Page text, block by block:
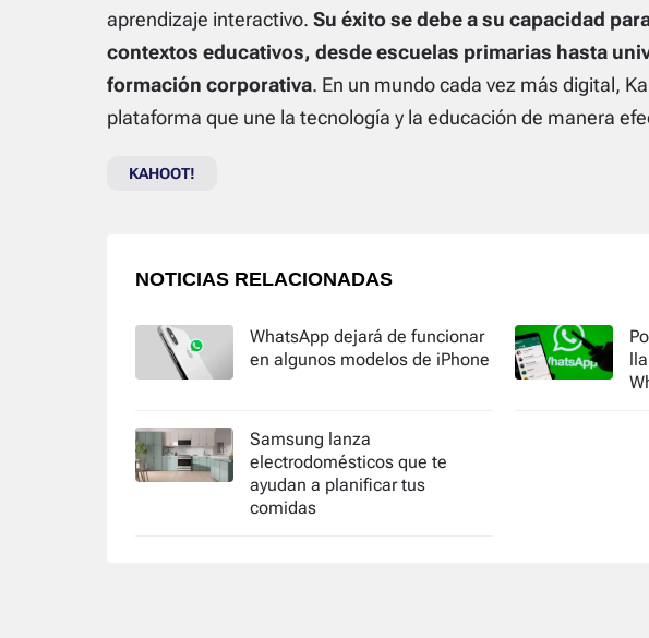
aprendizaje interactivo. Su éxito se debe a su capacidad
contextos educativos, desde escuelas primarias hasta
formación corporativa. En un mundo cada vez más digital,
plataforma que une la tecnología y la educación de manera
KAHOOT!
NOTICIAS RELACIONADAS
WhatsApp dejará de funcionar
en algunos modelos de iPhone
Samsung lanza
electrodomésticos que te
ayudan a planificar tus
comidas